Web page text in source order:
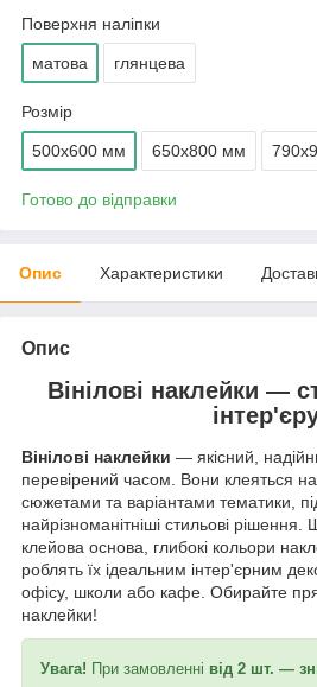
Поверхня наліпки
матова глянцева
Розмір
500x600 мм 650x800 мм
Готово до відправки
Опис Характеристики
Опис
Вінілові наклейки —
Вінілові наклейки — якісний,
перевірений часом. Вони клеяться на
сюжетами та варіантами тематики,
найрізноманітніші стильові
клейова основа, глибокі кольори
роблять їх ідеальним інтер'єрним
офісу, школи або кафе. Обирайте
наклейки!
Увага! При замовленні від 2 шт. —